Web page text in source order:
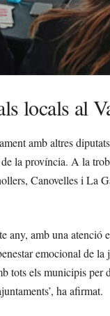
locals al
amb altres
la província. A la
Canovelles i La
amb una atenció
emocional de
tots els municipis per
ha afirmat.